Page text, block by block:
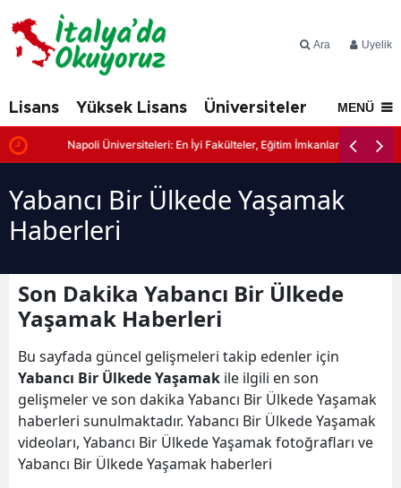
Ara Üyelik
Lisans Yüksek Lisans Üniversiteler İtalya'da
MENÜ
Napoli Üniversiteleri: En İyi Fakülteler, Eğitim İmkanları ve Başvuru
Yabancı Bir Ülkede Yaşamak
Haberleri
Son Dakika Yabancı Bir Ülkede
Yaşamak Haberleri
Bu sayfada güncel gelişmeleri takip edenler için
Yabancı Bir Ülkede Yaşamak ile ilgili en son
gelişmeler ve son dakika Yabancı Bir Ülkede Yaşamak
haberleri sunulmaktadır. Yabancı Bir Ülkede Yaşamak
videoları, Yabancı Bir Ülkede Yaşamak fotoğrafları ve
Yabancı Bir Ülkede Yaşamak haberleri